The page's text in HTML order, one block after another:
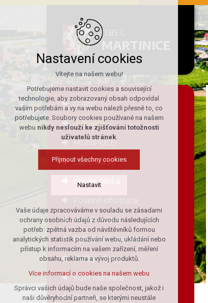
OBEC
O obci
Aktuality
MUNIPOLIS
Obecní úřad
Úřední deska
Portál občana
Vyhlášky a formuláře
Služby a firmy
SDH Martinice
Fotogalerie
Nastavení cookies
Vítejte na našem webu!
Potřebujeme nastavit cookies a související
technologie, aby zobrazovaný obsah odpovídal
vašim potřebám a vy na webu nalezli přesně to, co
potřebujete. Soubory cookies používané na našem
webu nikdy neslouží ke zjišťování totožnosti
uživatelů stránek.
Přijmout všechny cookies
Nastavit
Technická cookies
nutná pro provozování webu
udržení kontextu stránek (session):
případná přihlášení, volby jazyka, apod.
Volitelná cookies
analytická pro anonymizované
vyhodnocení návštěvnosti
marketingová cookies (Google)
Vaše údaje zpracováváme v souladu se zásadami
ochrany osobních údajů z důvodu následujících
potřeb: zpětná vazba od návštěvníků formou
analytických statistik používání webu, ukládání nebo
přístup k informacím na vašem zařízení, měření
obsahu, reklama a vývoj produktů.
Více informací o cookies na našem webu
Správci vašich údajů bude naše společnost, jakož i
naši důvěryhodní partneři, se kterými neustále